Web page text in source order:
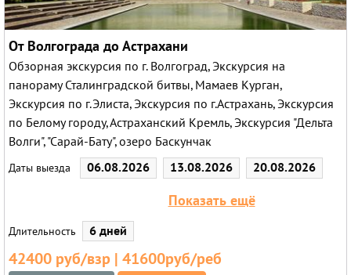
От Волгограда до Астрахани
Обзорная экскурсия по г. Волгоград, Экскурсия на
панораму Сталинградской битвы, Мамаев Курган,
Экскурсия по г.Элиста, Экскурсия по г.Астрахань, Экскурсия
по Белому городу, Астраханский Кремль, Экскурсия "Дельта
Волги", "Сарай-Бату", озеро Баскунчак
Даты выезда 06.08.2026 13.08.2026
20.08.2026
10.09.2026
17.09.2026
01.10.2026
Показать ещё
Длительность 6 дней
42400 руб/взр | 41600руб/реб